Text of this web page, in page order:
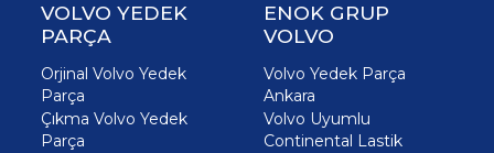
VOLVO YEDEK
PARÇA
Orjinal Volvo Yedek
Parça
Çıkma Volvo Yedek
Parça
ENOK GRUP
VOLVO
Volvo Yedek Parça
Ankara
Volvo Uyumlu
Continental Lastik